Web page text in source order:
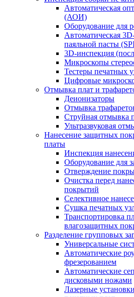
Автоматическая
(АОИ)
Оборудование для
Автоматическая
паяльной пасты
3D-инспекция
Микроскопы
Тестеры печатных
Цифровые
Отмывка плат и
Деионизаторы
Отмывка
Струйная отмывка
Ультразвуковая
Нанесение защитных
платы
Инспекция
Оборудование для
Отверждение
Очистка перед
покрытий
Селективное
Сушка печатных
Транспортировка
влагозащитных
Разделение групповых
Универсальные
Автоматические
фрезерованием
Автоматические
дисковыми ножами
Лазерные